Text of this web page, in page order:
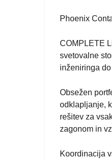
Phoenix
COMPLETE
svetovalne
inženiringa
Obsežen
odklapljanje,
rešitev za
zagonom in
Koordinacija